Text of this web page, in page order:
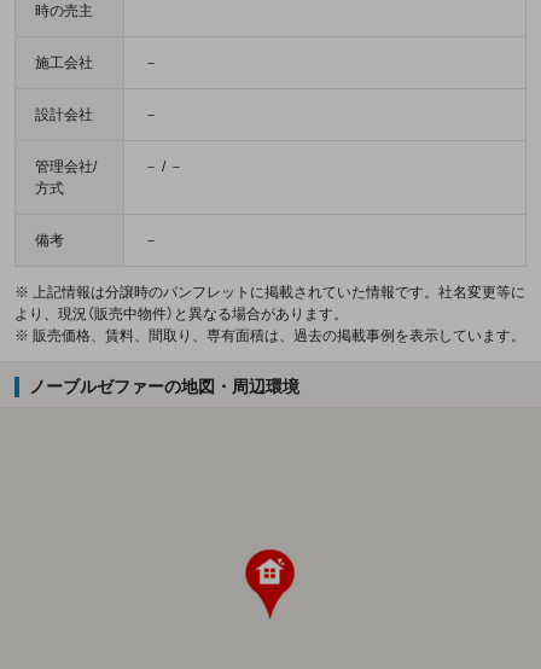
時の売主
施工会社 －
設計会社 －
管理会社/
方式
－ / －
備考 －
※ 上記情報は分譲時のパンフレットに掲載されていた情報です。社名変更等に
より、現況（販売中物件）と異なる場合があります。
※ 販売価格、賃料、間取り、専有面積は、過去の掲載事例を表示しています。
ノーブルゼファーの地図・周辺環境